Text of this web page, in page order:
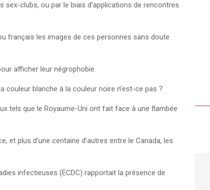
clubs, ou par le biais d’applications de rencontres
français les images de ces personnes sans doute
afficher leur négrophobie.
blanche à la couleur noire n’est-ce pas ?
tels que le Royaume-Uni ont fait face à une flambée
et plus d’une centaine d’autres entre le Canada, les
infectieuses (ECDC) rapportait la présence de